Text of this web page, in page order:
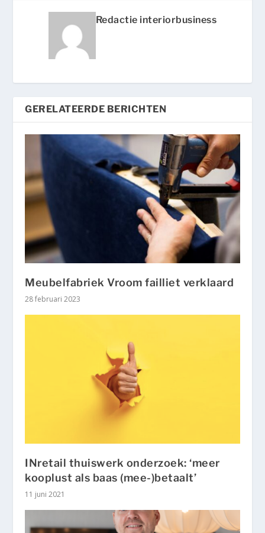
Redactie interiorbusiness
GERELATEERDE BERICHTEN
Meubelfabriek Vroom failliet verklaard
28 februari 2023
INretail thuiswerk onderzoek: ‘meer
kooplust als baas (mee-)betaalt’
11 juni 2021